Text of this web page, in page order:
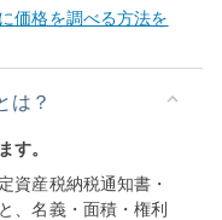
価格を調べる方法を
は？
す。
資産税納税通知書・
、名義・面積・権利